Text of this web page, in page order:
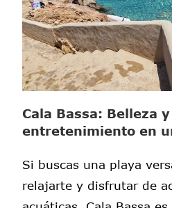
Cala Bassa: Belleza y
entretenimiento en
Si buscas una playa
relajarte y disfrutar de